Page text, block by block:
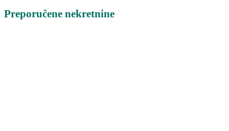
Preporučene nekretnine